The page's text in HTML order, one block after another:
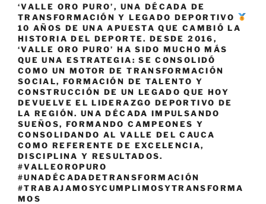
‘VALLE ORO PURO’, UNA DÉCADA DE
TRANSFORMACIÓN Y LEGADO DEPORTIVO
10 AÑOS DE UNA APUESTA QUE CAMBIÓ LA
HISTORIA DEL DEPORTE. DESDE 2016,
‘VALLE ORO PURO’ HA SIDO MUCHO MÁS
QUE UNA ESTRATEGIA: SE CONSOLIDÓ
COMO UN MOTOR DE TRANSFORMACIÓN
SOCIAL, FORMACIÓN DE TALENTO Y
CONSTRUCCIÓN DE UN LEGADO QUE HOY
DEVUELVE EL LIDERAZGO DEPORTIVO DE
LA REGIÓN. UNA DÉCADA IMPULSANDO
SUEÑOS, FORMANDO CAMPEONES Y
CONSOLIDANDO AL VALLE DEL CAUCA
COMO REFERENTE DE EXCELENCIA,
DISCIPLINA Y RESULTADOS.
#VALLEOROPURO
#UNADÉCADADETRANSFORMACIÓN
#TRABAJAMOSYCUMPLIMOSYTRANSFORMA
MOS